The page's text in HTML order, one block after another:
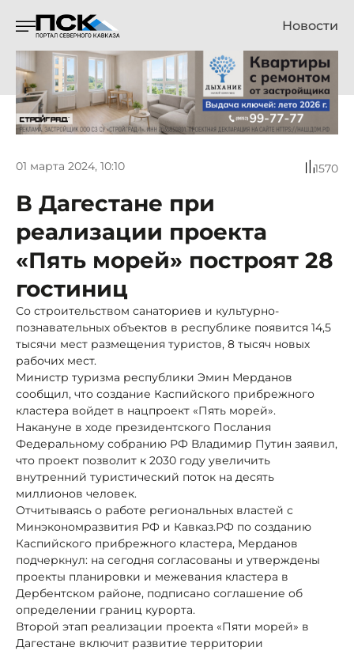
Новости
01 марта 2024, 10:10 1570
В Дагестане при
реализации проекта
«Пять морей» построят 28
гостиниц
Со строительством санаториев и культурно-
познавательных объектов в республике появится 14,5
тысячи мест размещения туристов, 8 тысяч новых
рабочих мест.
Министр туризма республики Эмин Мерданов
сообщил, что создание Каспийского прибрежного
кластера войдет в нацпроект «Пять морей».
Накануне в ходе президентского Послания
Федеральному собранию РФ Владимир Путин заявил,
что проект позволит к 2030 году увеличить
внутренний туристический поток на десять
миллионов человек.
Отчитываясь о работе региональных властей с
Минэкономразвития РФ и Кавказ.РФ по созданию
Каспийского прибрежного кластера, Мерданов
подчеркнул: на сегодня согласованы и утверждены
проекты планировки и межевания кластера в
Дербентском районе, подписано соглашение об
определении границ курорта.
Второй этап реализации проекта «Пяти морей» в
Дагестане включит развитие территории